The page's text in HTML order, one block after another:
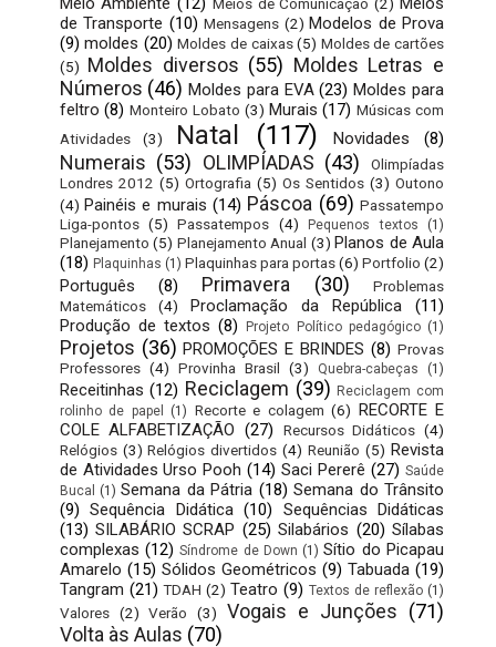
de Transporte (10) Mensagens (2) Modelos de Prova
(9) moldes (20) Moldes de caixas (5) Moldes de cartões
(5) Moldes diversos (55) Moldes Letras e
Números (46) Moldes para EVA (23) Moldes para
feltro (8) Monteiro Lobato (3) Murais (17) Músicas com
Atividades
(3) Natal (117) Novidades (8)
Numerais (53) OLIMPÍADAS (43)
Olimpíadas
Londres 2012 (5) Ortografia (5) Os Sentidos (3) Outono
(4) Painéis e murais (14) Páscoa (69) Passatempo
Liga-pontos (5) Passatempos (4) Pequenos textos (1)
Planejamento (5) Planejamento Anual (3) Planos de Aula
(18) Plaquinhas (1) Plaquinhas para portas(6) Portfolio (2)
Português (8) Primavera (30)
Problemas
Matemáticos
(4) Proclamação da República
(11)
Produção de textos (8) Projeto Político pedagógico (1)
Projetos (36) PROMOÇÕES E BRINDES (8) Provas
Professores (4) Provinha Brasil (3) Quebra-cabeças (1)
Receitinhas (12) Reciclagem (39) Reciclagem com
rolinho de papel
(1) Recorte e colagem (6) RECORTE E
COLE ALFABETIZAÇÃO (27) Recursos Didáticos (4)
Relógios (3) Relógios divertidos (4) Reunião (5) Revista
de Atividades Urso Pooh (14) Saci Pererê (27) Saúde
Bucal
(1) Semana da Pátria (18) Semana do Trânsito
(9) Sequência Didática (10)
Sequências Didáticas
(13) SILABÁRIO SCRAP (25) Silabários (20) Sílabas
complexas (12) Síndrome de Down (1) Sítio do Picapau
Amarelo (15) Sólidos Geométricos (9) Tabuada (19)
Tangram (21) TDAH (2) Teatro (9) Textos de reflexão (1)
Valores (2) Verão (3) Vogais e Junções (71)
Volta às Aulas (70)